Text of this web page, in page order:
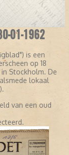
01-1962
is een
op 18
Stockholm. De
lokaal
van een oud